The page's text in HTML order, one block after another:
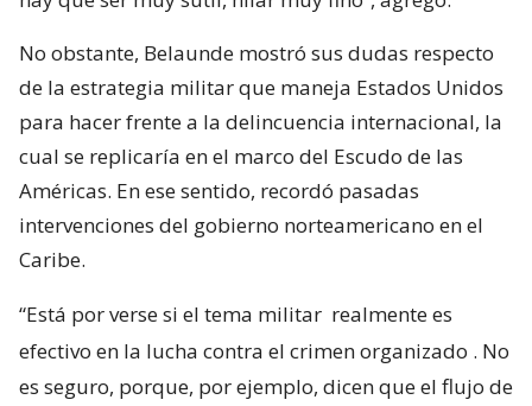
No obstante, Belaunde mostró sus dudas respecto
de la estrategia militar que maneja Estados Unidos
para hacer frente a la delincuencia internacional, la
cual se replicaría en el marco del Escudo de las
Américas. En ese sentido, recordó pasadas
intervenciones del gobierno norteamericano en el
Caribe.
“Está por verse si el tema militar realmente es
efectivo en la lucha contra el crimen organizado . No
es seguro, porque, por ejemplo, dicen que el flujo de